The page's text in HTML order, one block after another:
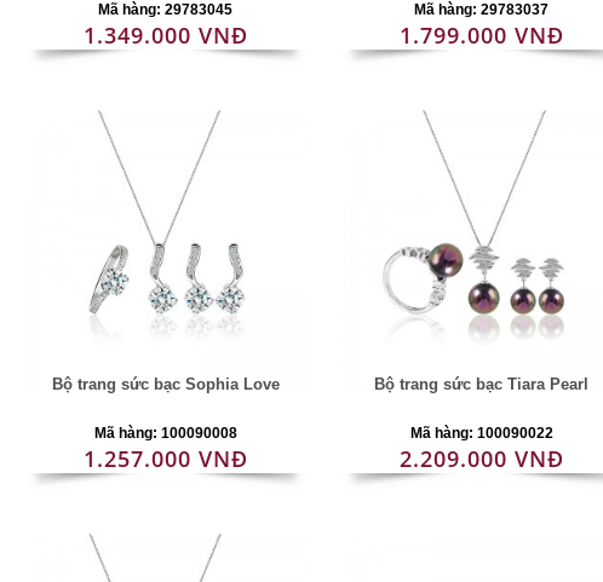
Mã hàng: 29783045
1.349.000 VNĐ
Mã hàng: 29783037
1.799.000 VNĐ
Bộ trang sức bạc Sophia Love
Mã hàng: 100090008
1.257.000 VNĐ
Bộ trang sức bạc Tiara Pearl
Mã hàng: 100090022
2.209.000 VNĐ